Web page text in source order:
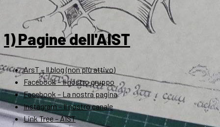
1) Pagine dell'AIST
ArsT – Il blog (non più attivo)
Facebook – Il nostro gruppo
Facebook – La nostra pagina
Instagram – Il nostro canale
Link Tree – AIST